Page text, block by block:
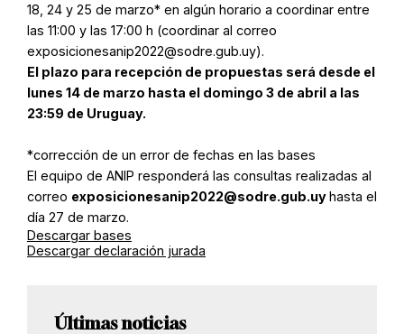
18, 24 y 25 de marzo* en algún horario a coordinar entre
las 11:00 y las 17:00 h (coordinar al correo
exposicionesanip2022@sodre.gub.uy).
El plazo para recepción de propuestas será desde el
lunes 14 de marzo hasta el domingo 3 de abril a las
23:59 de Uruguay.
*corrección de un error de fechas en las bases
El equipo de ANIP responderá las consultas realizadas al
correo exposicionesanip2022@sodre.gub.uyhasta el
día 27 de marzo.
Descargar bases
Descargar declaración jurada
Últimas noticias